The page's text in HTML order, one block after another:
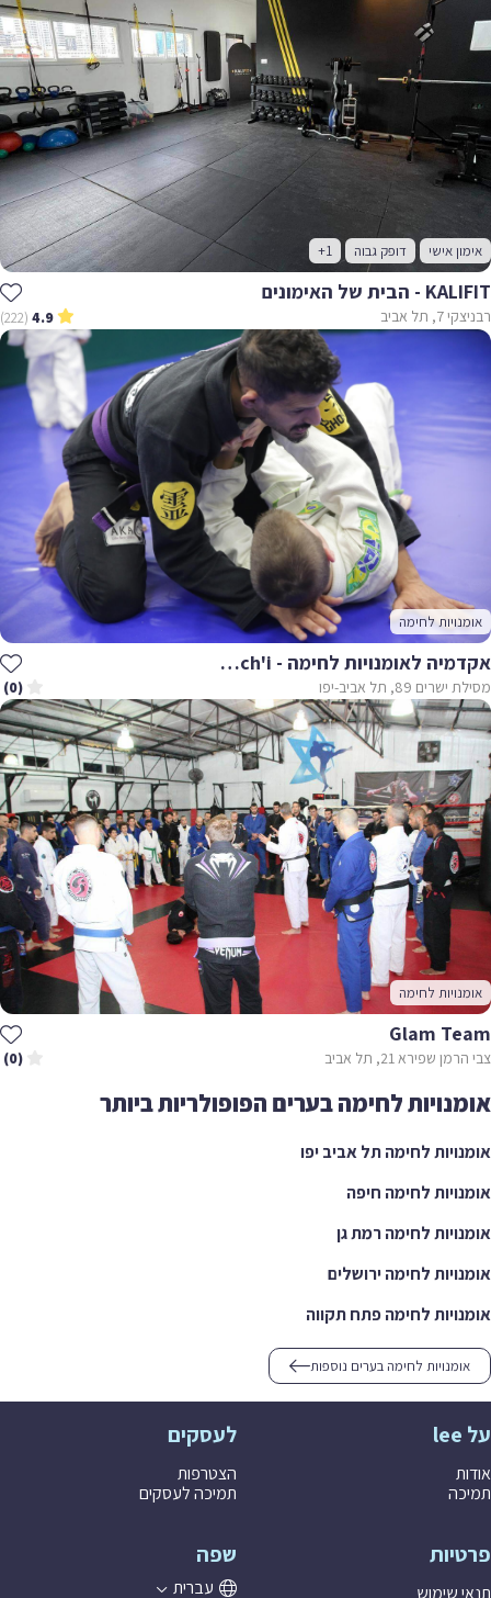
אימון אישי דופק גבוה +1
KALIFIT - הבית של האימונים
רבניצקי 7, תל אביב 4.9
(222)
אומנויות לחימה
אקדמיה לאומנויות לחימה - Akach'i
מסילת ישרים 89, תל אביב-יפו (0)
אומנויות לחימה
Glam Team
צבי הרמן שפירא 21, תל אביב (0)
אומנויות לחימה בערים הפופולריות ביותר
אומנויות לחימה תל אביב יפו
אומנויות לחימה חיפה
אומנויות לחימה רמת גן
אומנויות לחימה ירושלים
אומנויות לחימה פתח תקווה
אומנויות לחימה בערים נוספות
על lee
אודות
תמיכה
לעסקים
הצטרפות
תמיכה לעסקים
פרטיות שפה
עברית